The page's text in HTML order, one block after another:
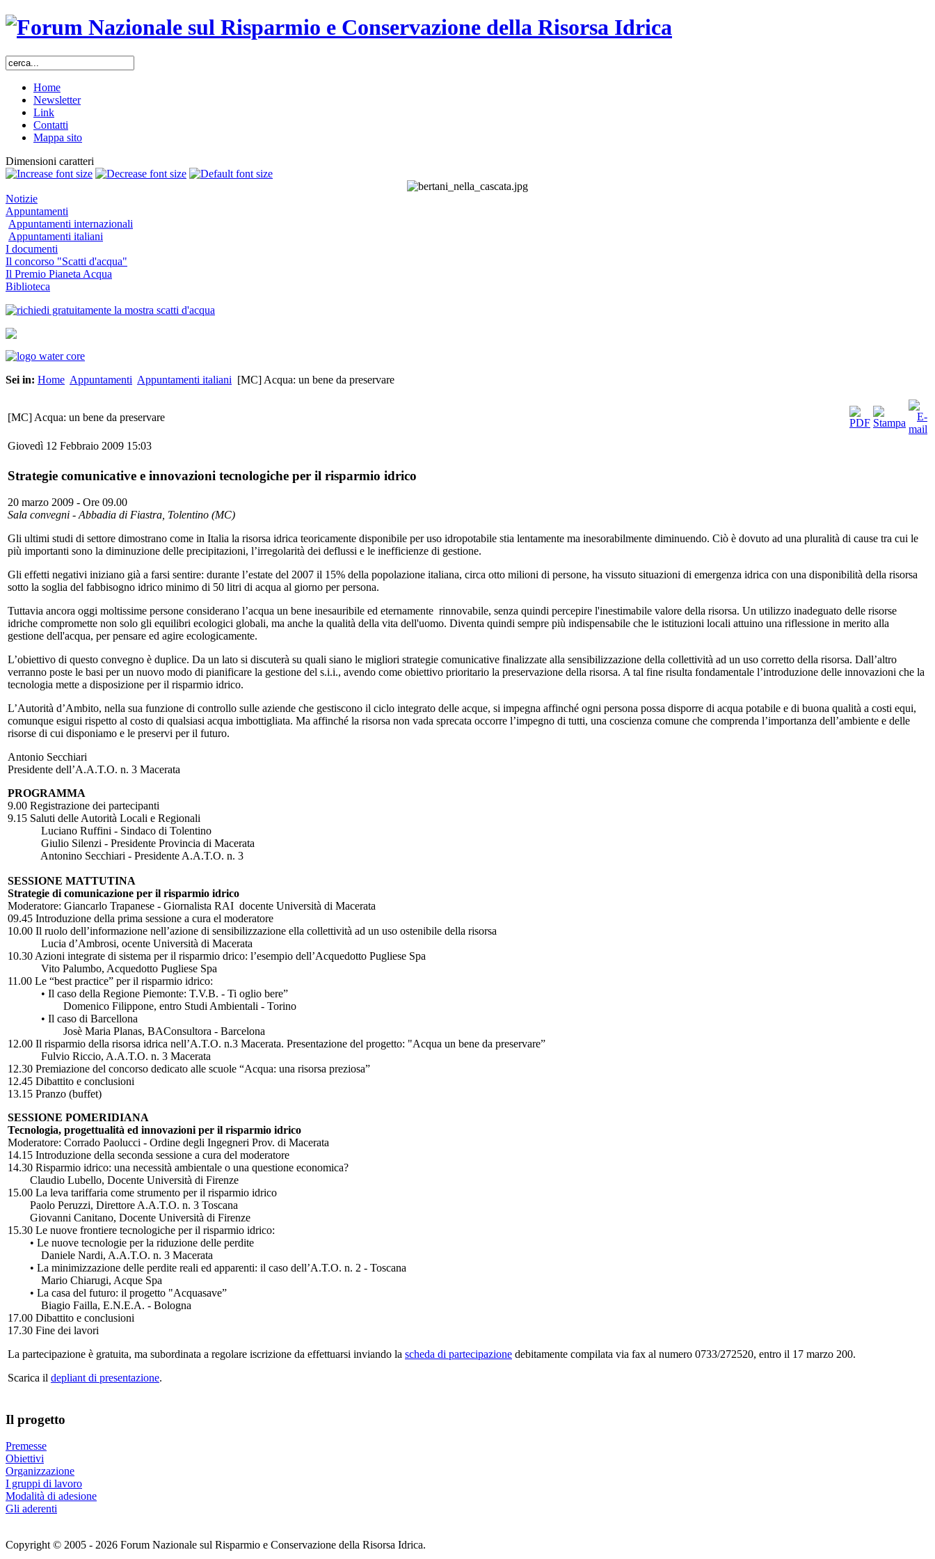
Home
Newsletter
Link
Contatti
Mappa sito
Dimensioni caratteri
Notizie
Appuntamenti
Appuntamenti internazionali
Appuntamenti italiani
I documenti
Il concorso "Scatti d'acqua"
Il Premio Pianeta Acqua
Biblioteca
Sei in: Home Appuntamenti Appuntamenti italiani [MC] Acqua: un bene da preservare
[MC] Acqua: un bene da preservare
Giovedì 12 Febbraio 2009 15:03
Strategie comunicative e innovazioni tecnologiche per il risparmio idrico
20 marzo 2009 - Ore 09.00
Sala convegni - Abbadia di Fiastra, Tolentino (MC)
Gli ultimi studi di settore dimostrano come in Italia la risorsa idrica teoricamente disponibile per uso idropotabile stia lentamente ma inesorabilmente diminuendo. Ciò è dovuto ad una pluralità di cause tra cui le
più importanti sono la diminuzione delle precipitazioni, l’irregolarità dei deflussi e le inefficienze di gestione.
Gli effetti negativi iniziano già a farsi sentire: durante l’estate del 2007 il 15% della popolazione italiana, circa otto milioni di persone, ha vissuto situazioni di emergenza idrica con una disponibilità della risorsa
sotto la soglia del fabbisogno idrico minimo di 50 litri di acqua al giorno per persona.
Tuttavia ancora oggi moltissime persone considerano l’acqua un bene inesauribile ed eternamente rinnovabile, senza quindi percepire l'inestimabile valore della risorsa. Un utilizzo inadeguato delle risorse
idriche compromette non solo gli equilibri ecologici globali, ma anche la qualità della vita dell'uomo. Diventa quindi sempre più indispensabile che le istituzioni locali attuino una riflessione in merito alla
gestione dell'acqua, per pensare ed agire ecologicamente.
L’obiettivo di questo convegno è duplice. Da un lato si discuterà su quali siano le migliori strategie comunicative finalizzate alla sensibilizzazione della collettività ad un uso corretto della risorsa. Dall’altro
verranno poste le basi per un nuovo modo di pianificare la gestione del s.i.i., avendo come obiettivo prioritario la preservazione della risorsa. A tal fine risulta fondamentale l’introduzione delle innovazioni che la
tecnologia mette a disposizione per il risparmio idrico.
L’Autorità d’Ambito, nella sua funzione di controllo sulle aziende che gestiscono il ciclo integrato delle acque, si impegna affinché ogni persona possa disporre di acqua potabile e di buona qualità a costi equi,
comunque esigui rispetto al costo di qualsiasi acqua imbottigliata. Ma affinché la risorsa non vada sprecata occorre l’impegno di tutti, una coscienza comune che comprenda l’importanza dell’ambiente e delle
risorse di cui disponiamo e le preservi per il futuro.
Antonio Secchiari
Presidente dell’A.A.T.O. n. 3 Macerata
PROGRAMMA
9.00 Registrazione dei partecipanti
9.15 Saluti delle Autorità Locali e Regionali
Luciano Ruffini - Sindaco di Tolentino
Giulio Silenzi - Presidente Provincia di Macerata
Antonino Secchiari - Presidente A.A.T.O. n. 3
SESSIONE MATTUTINA
Strategie di comunicazione per il risparmio idrico
Moderatore: Giancarlo Trapanese - Giornalista RAI docente Università di Macerata
09.45 Introduzione della prima sessione a cura el moderatore
10.00 Il ruolo dell’informazione nell’azione di sensibilizzazione ella collettività ad un uso ostenibile della risorsa
Lucia d’Ambrosi, ocente Università di Macerata
10.30 Azioni integrate di sistema per il risparmio drico: l’esempio dell’Acquedotto Pugliese Spa
Vito Palumbo, Acquedotto Pugliese Spa
11.00 Le “best practice” per il risparmio idrico:
• Il caso della Regione Piemonte: T.V.B. - Ti oglio bere”
Domenico Filippone, entro Studi Ambientali - Torino
• Il caso di Barcellona
Josè Maria Planas, BAConsultora - Barcelona
12.00 Il risparmio della risorsa idrica nell’A.T.O. n.3 Macerata. Presentazione del progetto: "Acqua un bene da preservare”
Fulvio Riccio, A.A.T.O. n. 3 Macerata
12.30 Premiazione del concorso dedicato alle scuole “Acqua: una risorsa preziosa”
12.45 Dibattito e conclusioni
13.15 Pranzo (buffet)
SESSIONE POMERIDIANA
Tecnologia, progettualità ed innovazioni per il risparmio idrico
Moderatore: Corrado Paolucci - Ordine degli Ingegneri Prov. di Macerata
14.15 Introduzione della seconda sessione a cura del moderatore
14.30 Risparmio idrico: una necessità ambientale o una questione economica?
Claudio Lubello, Docente Università di Firenze
15.00 La leva tariffaria come strumento per il risparmio idrico
Paolo Peruzzi, Direttore A.A.T.O. n. 3 Toscana
Giovanni Canitano, Docente Università di Firenze
15.30 Le nuove frontiere tecnologiche per il risparmio idrico:
• Le nuove tecnologie per la riduzione delle perdite
Daniele Nardi, A.A.T.O. n. 3 Macerata
• La minimizzazione delle perdite reali ed apparenti: il caso dell’A.T.O. n. 2 - Toscana
Mario Chiarugi, Acque Spa
• La casa del futuro: il progetto "Acquasave”
Biagio Failla, E.N.E.A. - Bologna
17.00 Dibattito e conclusioni
17.30 Fine dei lavori
La partecipazione è gratuita, ma subordinata a regolare iscrizione da effettuarsi inviando la scheda di partecipazione debitamente compilata via fax al numero 0733/272520, entro il 17 marzo 200.
Scarica il depliant di presentazione.
Il progetto
Premesse
Obiettivi
Organizzazione
I gruppi di lavoro
Modalità di adesione
Gli aderenti
Copyright © 2005 - 2026 Forum Nazionale sul Risparmio e Conservazione della Risorsa Idrica.